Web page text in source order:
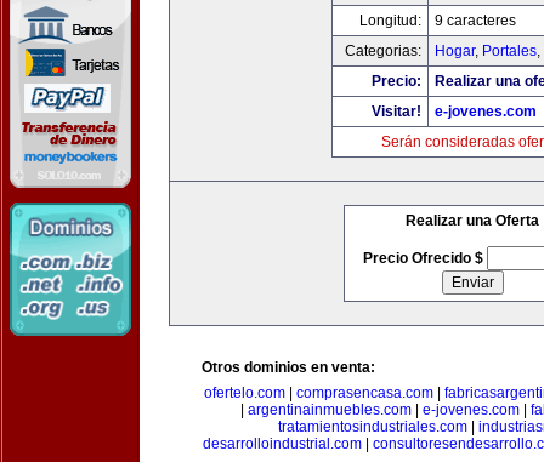
Longitud:
9 caracteres
Categorias:
Hogar, Portales,
Precio:
Realizar una
Visitar!
e-jovenes.com
Serán consideradas
Realizar una Oferta
Precio Ofrecido $
Otros dominios en venta:
ofertelo.com| comprasencasa.com|
argentinainmuebles.com| e-jovenes.com|
tratamientosindustriales.com
desarrolloindustrial.com|